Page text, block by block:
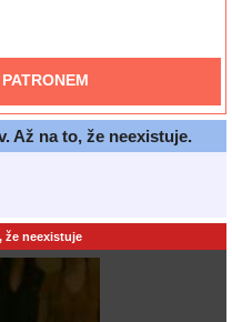
Až na to, že neexistuje.
že neexistuje